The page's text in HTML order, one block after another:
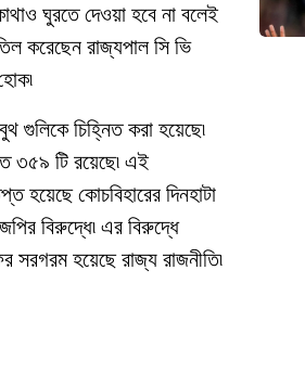
ঘুরতে দেওয়া হবে না বলেই
করেছেন রাজ্যপাল সি ভি
গুলিকে চিহ্নিত করা হয়েছে৷
৩৫৯ টি রয়েছে৷ এই
হয়েছে কোচবিহারের দিনহাটা
বিরুদ্ধে৷ এর বিরুদ্ধে
সরগরম হয়েছে রাজ্য রাজনীতি৷